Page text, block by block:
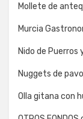
Mollete de
Murcia
Nido de
Nuggets de
Olla gitana con